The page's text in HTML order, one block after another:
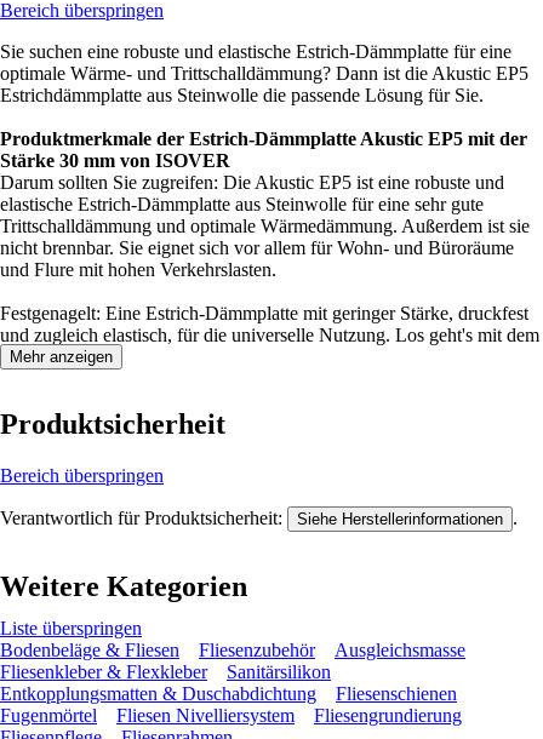
Bereich überspringen
Sie suchen eine robuste und elastische Estrich-Dämmplatte für eine
optimale Wärme- und Trittschalldämmung? Dann ist die Akustic EP5
Estrichdämmplatte aus Steinwolle die passende Lösung für Sie.
Produktmerkmale der Estrich-Dämmplatte Akustic EP5 mit der
Stärke 30 mm von ISOVER
Darum sollten Sie zugreifen: Die Akustic EP5 ist eine robuste und
elastische Estrich-Dämmplatte aus Steinwolle für eine sehr gute
Trittschalldämmung und optimale Wärmedämmung. Außerdem ist sie
nicht brennbar. Sie eignet sich vor allem für Wohn- und Büroräume
und Flure mit hohen Verkehrslasten.
Festgenagelt: Eine Estrich-Dämmplatte mit geringer Stärke, druckfest
und zugleich elastisch, für die universelle Nutzung. Los geht's mit dem
Verlegen!
Mehr anzeigen
Produktsicherheit
Bereich überspringen
Verantwortlich für Produktsicherheit: Siehe Herstellerinformationen .
Weitere Kategorien
Liste überspringen
Bodenbeläge & Fliesen
Fliesenzubehör
Ausgleichsmasse
Fliesenkleber & Flexkleber
Sanitärsilikon
Entkopplungsmatten & Duschabdichtung
Fliesenschienen
Fugenmörtel
Fliesen Nivelliersystem
Fliesengrundierung